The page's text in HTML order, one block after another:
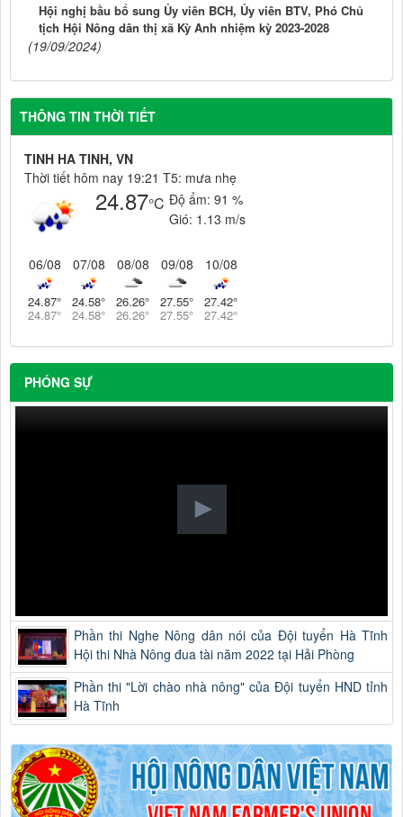
Hội nghị bầu bổ sung Ủy viên BCH, Ủy viên BTV, Phó Chủ
tịch Hội Nông dân thị xã Kỳ Anh nhiệm kỳ 2023-2028
(19/09/2024)
THÔNG TIN THỜI TIẾT
TINH HA TINH, VN
Thời tiết hôm nay 19:21 T5: mưa nhẹ
24.87°C Độ ẩm: 91 %
Gió: 1.13 m/s
06/08
24.87°
24.87°
07/08
24.58°
24.58°
08/08
26.26°
26.26°
09/08
27.55°
27.55°
10/08
27.42°
27.42°
PHÓNG SỰ
Phần thi Nghe Nông dân nói của Đội tuyển Hà Tĩnh
Hội thi Nhà Nông đua tài năm 2022 tại Hải Phòng
Phần thi "Lời chào nhà nông" của Đội tuyển HND tỉnh
Hà Tĩnh